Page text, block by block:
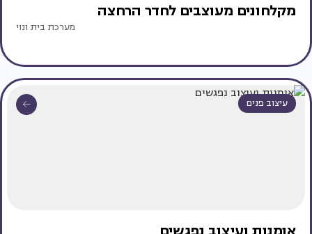
מקלחונים מעוצבים לחדר הרחצה
מערכת בית ונוי
עיצוב פנים